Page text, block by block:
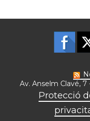
Av. Anselm Clavé,
Protecció